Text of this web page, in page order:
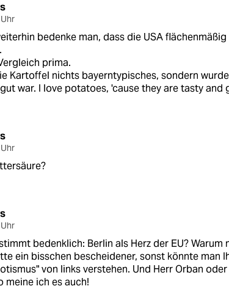
bedenke man, dass die USA
prima.
Kartoffel nichts bayerntypisches, sondern
war. I love potatoes, 'cause they are tasty and
bedenklich: Berlin als Herz der EU? Warum
ein bisschen bescheidener, sonst könnte man
von links verstehen. Und Herr Orban
meine ich es auch!